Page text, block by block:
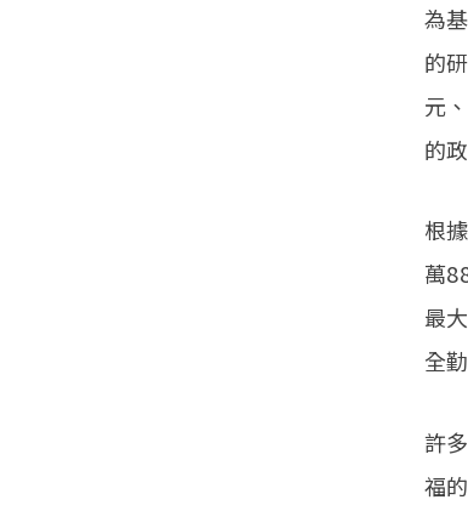
為
的
元
的
根
萬
最
全
許
福